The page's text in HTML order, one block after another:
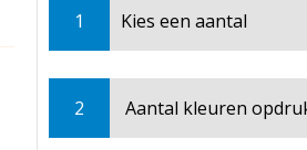
1 Kies een aantal
2 Aantal kleuren